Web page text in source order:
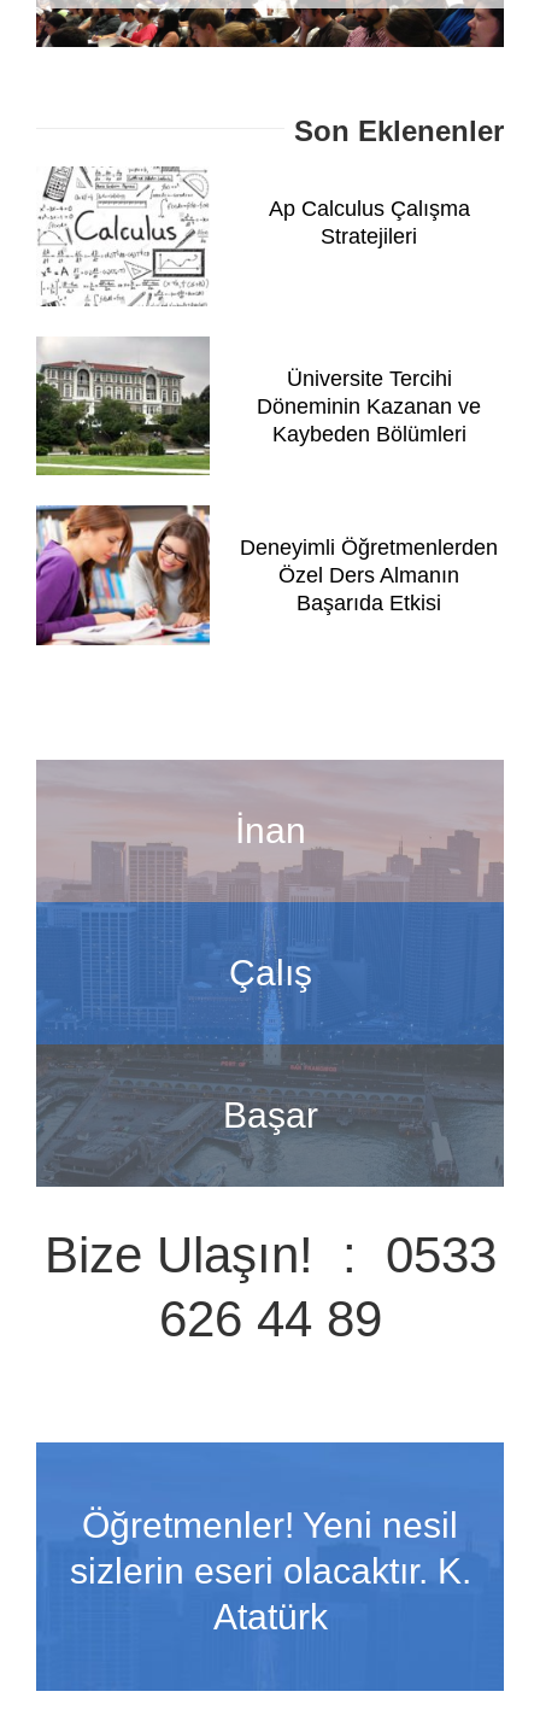
Son Eklenenler
Ap Calculus Çalışma
Stratejileri
Üniversite Tercihi
Döneminin Kazanan ve
Kaybeden Bölümleri
Deneyimli Öğretmenlerden
Özel Ders Almanın
Başarıda Etkisi
İnan
Çalış
Başar
Bize Ulaşın! : 0533
626 44 89
Öğretmenler! Yeni nesil
sizlerin eseri olacaktır. K.
Atatürk